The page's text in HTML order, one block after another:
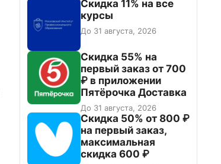
Скидка 11% на все
курсы
До 31 августа, 2026
Скидка 55% на
первый заказ от 700
₽ в приложении
Пятёрочка Доставка
До 31 августа, 2026
Скидка 50% от 800 ₽
на первый заказ,
максимальная
скидка 600 ₽